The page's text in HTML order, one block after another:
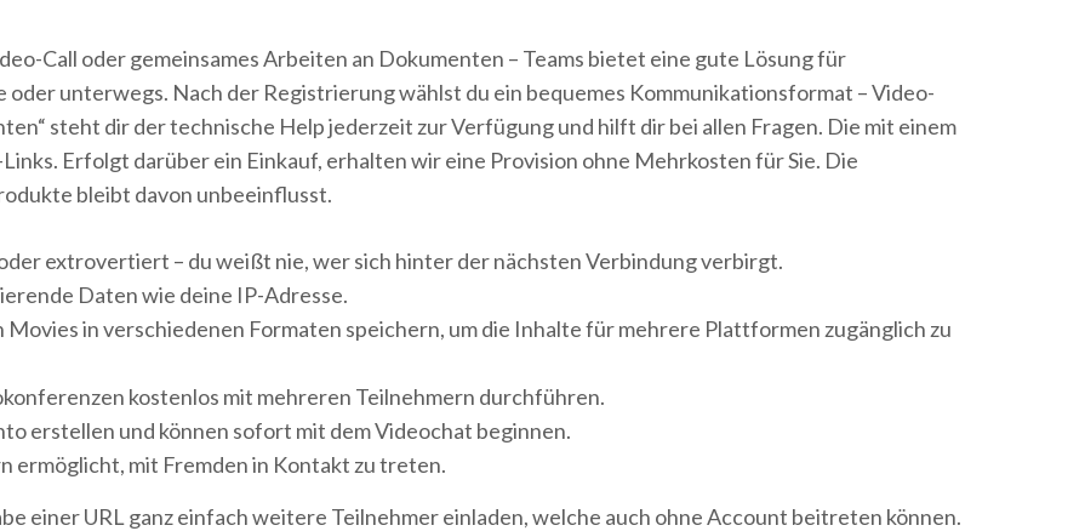
Call oder gemeinsames Arbeiten an Dokumenten – Teams bietet eine gute Lösung für
unterwegs. Nach der Registrierung wählst du ein bequemes Kommunikationsformat – Video-
steht dir der technische Help jederzeit zur Verfügung und hilft dir bei allen Fragen. Die mit einem
Erfolgt darüber ein Einkauf, erhalten wir eine Provision ohne Mehrkosten für Sie. Die
bleibt davon unbeeinflusst.
extrovertiert – du weißt nie, wer sich hinter der nächsten Verbindung verbirgt.
Daten wie deine IP-Adresse.
in verschiedenen Formaten speichern, um die Inhalte für mehrere Plattformen zugänglich zu
kostenlos mit mehreren Teilnehmern durchführen.
erstellen und können sofort mit dem Videochat beginnen.
ermöglicht, mit Fremden in Kontakt zu treten.
einer URL ganz einfach weitere Teilnehmer einladen, welche auch ohne Account beitreten können.